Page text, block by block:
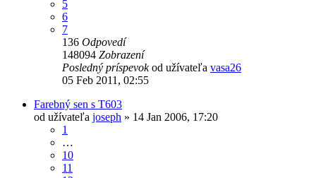
5
6
7
136 Odpovedí
148094 Zobrazení
Posledný príspevokod užívateľa vasa26
05 Feb 2011, 02:55
Farebný sen s T603
od užívateľa joseph » 14 Jan 2006, 17:20
1
…
10
11